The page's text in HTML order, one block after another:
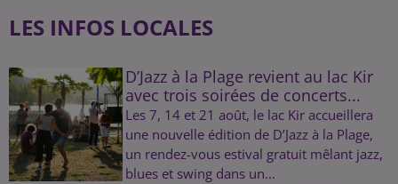
LES INFOS LOCALES
D’Jazz à la Plage revient au lac Kir
avec trois soirées de concerts...
Les 7, 14 et 21 août, le lac Kir accueillera
une nouvelle édition de D’Jazz à la Plage,
un rendez-vous estival gratuit mêlant jazz,
blues et swing dans un...